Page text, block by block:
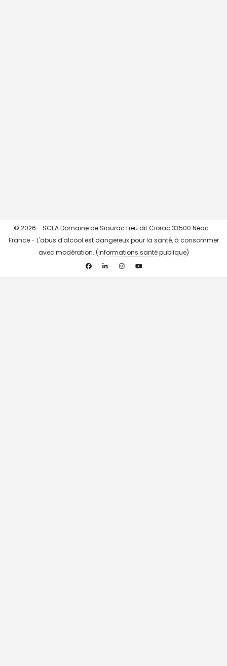
© 2026 - SCEA Domaine de Siaurac Lieu dit Ciorac 33500 Néac -
France - L'abus d'alcool est dangereux pour la santé, à consommer
avec modération. (informations santé publique)
FacebookLinkedin InstagramYouTube